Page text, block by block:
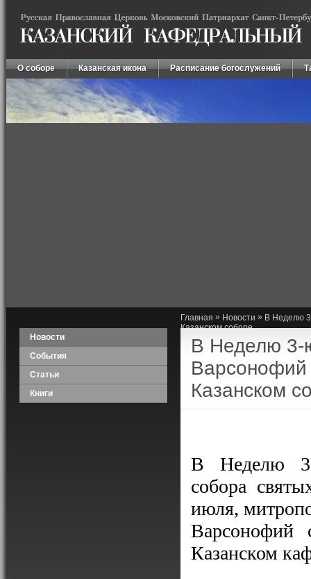
О соборе Казанская икона Расписание богослужений
Новости
События
Статьи
Книги
Главная » Новости » В Неделю
Казанском соборе
В Неделю 3-
Варсонофий
Казанском
В Неделю 3-
собора
июля,
Варсонофий
Казанском